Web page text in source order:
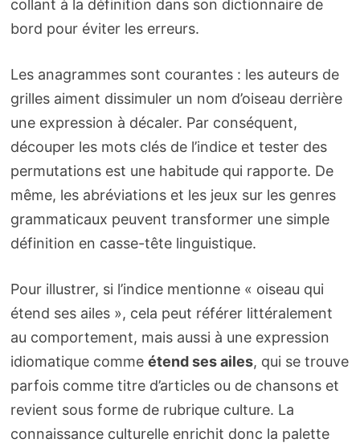
collant à la définition dans son dictionnaire de
bord pour éviter les erreurs.
Les anagrammes sont courantes : les auteurs de
grilles aiment dissimuler un nom d’oiseau derrière
une expression à décaler. Par conséquent,
découper les mots clés de l’indice et tester des
permutations est une habitude qui rapporte. De
même, les abréviations et les jeux sur les genres
grammaticaux peuvent transformer une simple
définition en casse-tête linguistique.
Pour illustrer, si l’indice mentionne « oiseau qui
étend ses ailes », cela peut référer littéralement
au comportement, mais aussi à une expression
idiomatique comme étend ses ailes, qui se trouve
parfois comme titre d’articles ou de chansons et
revient sous forme de rubrique culture. La
connaissance culturelle enrichit donc la palette